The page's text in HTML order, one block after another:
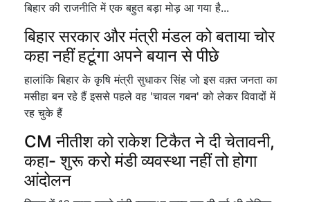
बिहार की राजनीति में एक बहुत बड़ा मोड़ आ गया है...
बिहार सरकार और मंत्री मंडल को बताया चोर
कहा नहीं हटूंगा अपने बयान से पीछे
हालांकि बिहार के कृषि मंत्री सुधाकर सिंह जो इस वक़्त जनता का
मसीहा बन रहे हैं इससे पहले वह 'चावल गबन' को लेकर विवादों में
रह चुके हैं
CM नीतीश को राकेश टिकैत ने दी चेतावनी,
कहा- शुरू करो मंडी व्यवस्था नहीं तो होगा
आंदोलन